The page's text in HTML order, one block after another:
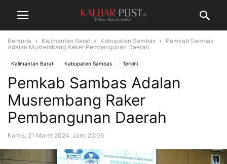
Beranda Kalimantan Barat Kabupaten Sambas
Pemkab Sambas
Adalan Musrembang Raker Pembangunan Daerah
Kalimantan Barat Kabupaten Sambas Terkini
Pemkab Sambas Adalan
Musrembang Raker
Pembangunan Daerah
Kamis, 21 Maret 2024. Jam: 22:06